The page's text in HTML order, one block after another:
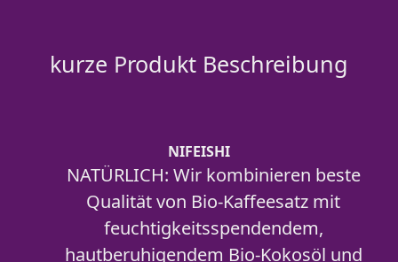
kurze Produkt Beschreibung
NIFEISHI
NATÜRLICH: Wir kombinieren beste
Qualität von Bio-Kaffeesatz mit
feuchtigkeitsspendendem,
hautberuhigendem Bio-Kokosöl und